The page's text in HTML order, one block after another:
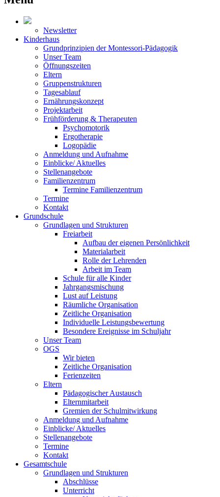
Newsletter
Kinderhaus
Grundprinzipien der Montessori-Pädagogik
Unser Team
Öffnungszeiten
Eltern
Gruppenstrukturen
Tagesablauf
Ernährungskonzept
Projektarbeit
Frühförderung & Therapeuten
Psychomotorik
Ergotherapie
Logopädie
Anmeldung und Aufnahme
Einblicke/ Aktuelles
Stellenangebote
Familienzentrum
Termine Familienzentrum
Termine
Kontakt
Grundschule
Grundlagen und Strukturen
Freiarbeit
Aufbau der eigenen Persönlichkeit
Materialarbeit
Rolle der Lehrenden
Arbeit im Team
Schule für alle Kinder
Jahrgangsmischung
Lust auf Leistung
Räumliche Organisation
Zeitliche Organisation
Individuelle Leistungsbewertung
Besondere Ereignisse im Schuljahr
Unser Team
OGS
Wir bieten
Zeitliche Organisation
Ferienzeiten
Eltern
Pädagogischer Austausch
Elternmitarbeit
Gremien der Schulmitwirkung
Anmeldung und Aufnahme
Einblicke/ Aktuelles
Stellenangebote
Termine
Kontakt
Gesamtschule
Grundlagen und Strukturen
Abschlüsse
Unterricht